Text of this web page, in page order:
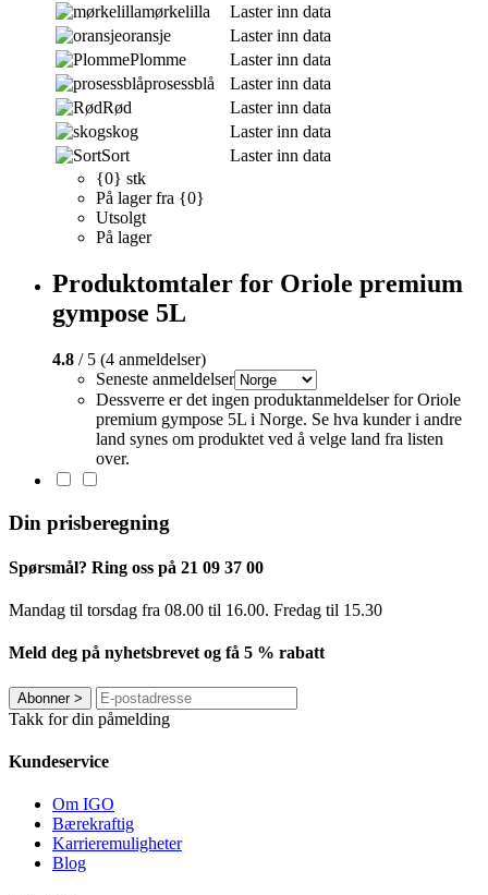
mørkelilla
Laster inn data
oransje
Laster inn data
Plomme
Laster inn data
prosessblå
Laster inn data
Rød
Laster inn data
skog
Laster inn data
Sort
Laster inn data
{0} stk
På lager fra {0}
Utsolgt
På lager
Produktomtaler for Oriole premium
gympose 5L
4.8 / 5 (4 anmeldelser)
Seneste anmeldelser
Dessverre er det ingen produktanmeldelser for Oriole
premium gympose 5L i Norge. Se hva kunder i andre
land synes om produktet ved å velge land fra listen
over.
Din prisberegning
Spørsmål? Ring oss på 21 09 37 00
Mandag til torsdag ​​fra 08.00 til 16.00. Fredag til 15.30
Meld deg på nyhetsbrevet og få 5 % rabatt
Abonner>
Takk for din påmelding
Kundeservice
Om IGO
Bærekraftig
Karrieremuligheter
Blog